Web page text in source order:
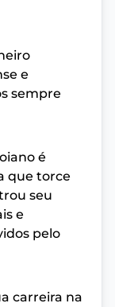
e
sempre
é
que torce
seu
e
pelo
carreira na